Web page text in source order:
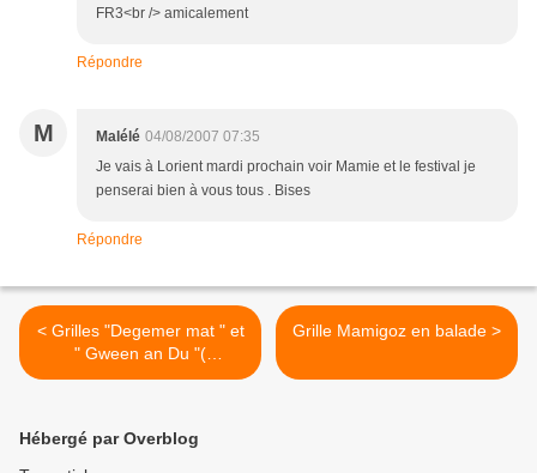
FR3<br /> amicalement
Répondre
M Malélé 04/08/2007 07:35
Je vais à Lorient mardi prochain voir Mamie et le festival je
penserai bien à vous tous . Bises
Répondre
< Grilles "Degemer mat " et
" Gween an Du "(
Bienvenue )
Grille Mamigoz en balade >
Hébergé par Overblog